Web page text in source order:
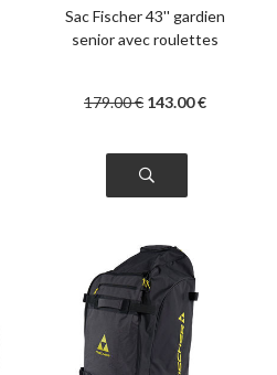
Sac Fischer 43'' gardien
senior avec roulettes
179.00€ 143.00€